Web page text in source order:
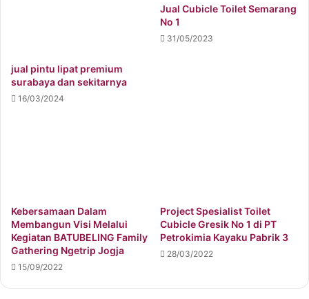
jual pintu lipat premium
surabaya dan sekitarnya
16/03/2024
Jual Cubicle Toilet Semarang
No 1
31/05/2023
Kebersamaan Dalam
Membangun Visi Melalui
Kegiatan BATUBELING Family
Gathering Ngetrip Jogja
15/09/2022
Project Spesialist Toilet
Cubicle Gresik No 1 di PT
Petrokimia Kayaku Pabrik 3
28/03/2022